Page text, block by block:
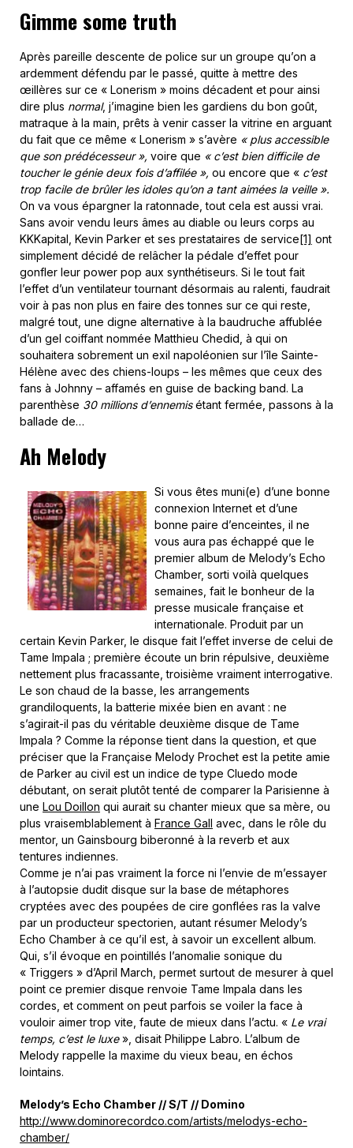
Gimme some truth
Après pareille descente de police sur un groupe qu’on a
ardemment défendu par le passé, quitte à mettre des
œillères sur ce « Lonerism » moins décadent et pour ainsi
dire plus normal, j’imagine bien les gardiens du bon goût,
matraque à la main, prêts à venir casser la vitrine en arguant
du fait que ce même « Lonerism » s’avère «plus accessible
que son prédécesseur », voire que « c’est bien difficile de
toucher le génie deux fois d’affilée », ou encore que « c’est
trop facile de brûler les idoles qu’on a tant aimées la veille ».
On va vous épargner la ratonnade, tout cela est aussi vrai.
Sans avoir vendu leurs âmes au diable ou leurs corps au
KKKapital, Kevin Parker et ses prestataires de service[1] ont
simplement décidé de relâcher la pédale d’effet pour
gonfler leur power pop aux synthétiseurs. Si le tout fait
l’effet d’un ventilateur tournant désormais au ralenti, faudrait
voir à pas non plus en faire des tonnes sur ce qui reste,
malgré tout, une digne alternative à la baudruche affublée
d’un gel coiffant nommée Matthieu Chedid, à qui on
souhaitera sobrement un exil napoléonien sur l’île Sainte-
Hélène avec des chiens-loups – les mêmes que ceux des
fans à Johnny – affamés en guise de backing band. La
parenthèse 30 millions d’ennemisétant fermée, passons à la
ballade de…
Ah Melody
Si vous êtes muni(e) d’une bonne
connexion Internet et d’une
bonne paire d’enceintes, il ne
vous aura pas échappé que le
premier album de Melody’s Echo
Chamber, sorti voilà quelques
semaines, fait le bonheur de la
presse musicale française et
internationale. Produit par un
certain Kevin Parker, le disque fait l’effet inverse de celui de
Tame Impala ; première écoute un brin répulsive, deuxième
nettement plus fracassante, troisième vraiment interrogative.
Le son chaud de la basse, les arrangements
grandiloquents, la batterie mixée bien en avant : ne
s’agirait-il pas du véritable deuxième disque de Tame
Impala ? Comme la réponse tient dans la question, et que
préciser que la Française Melody Prochet est la petite amie
de Parker au civil est un indice de type Cluedo mode
débutant, on serait plutôt tenté de comparer la Parisienne à
une Lou Doillon qui aurait su chanter mieux que sa mère, ou
plus vraisemblablement à France Gall avec, dans le rôle du
mentor, un Gainsbourg biberonné à la reverb et aux
tentures indiennes.
Comme je n’ai pas vraiment la force ni l’envie de m’essayer
à l’autopsie dudit disque sur la base de métaphores
cryptées avec des poupées de cire gonflées ras la valve
par un producteur spectorien, autant résumer Melody’s
Echo Chamber à ce qu’il est, à savoir un excellent album.
Qui, s’il évoque en pointillés l’anomalie sonique du
« Triggers » d’April March, permet surtout de mesurer à quel
point ce premier disque renvoie Tame Impala dans les
cordes, et comment on peut parfois se voiler la face à
vouloir aimer trop vite, faute de mieux dans l’actu. « Le vrai
temps, c’est le luxe», disait Philippe Labro. L’album de
Melody rappelle la maxime du vieux beau, en échos
lointains.
Melody’s Echo Chamber // S/T // Domino
http://www.dominorecordco.com/artists/melodys-echo-
chamber/